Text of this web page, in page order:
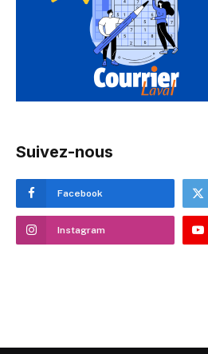
Suivez-nous
Facebook
Instagram